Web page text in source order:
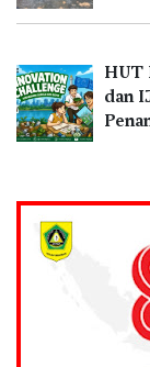
HUT
dan